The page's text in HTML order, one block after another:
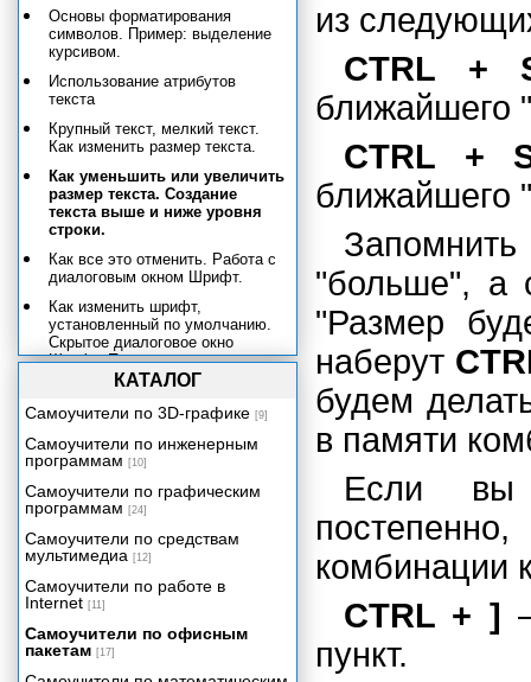
из
CTRL +
ближайшего
CTRL +
ближайшего
"больше", а
"Размер
наберут
будем
в памяти
Если вы
комбинации
CTRL + ]
пункт.
Основы форматирования
символов. Пример: выделение
курсивом.
Использование атрибутов
текста
Крупный текст, мелкий текст.
Как изменить размер текста.
Как уменьшить или увеличить
размер текста. Создание
текста выше и ниже уровня
строки.
Как все это отменить. Работа с
диалоговым окном Шрифт.
Как изменить шрифт,
установленный по умолчанию.
Скрытое диалоговое окно
Шрифт. Прописные и строчные
Форматирование абзацев
Установка позиций табуляции
Форматирование страниц
Форматирование документов
Шаблоны документов
Маленькие хитрости
форматирования
Рамки, границы и затенение
Работа с таблицами
КАТАЛОГ
Самоучители по 3D-графике [9]
Самоучители по инженерным
программам [10]
Самоучители по графическим
программам [24]
Самоучители по средствам
мультимедиа [12]
Самоучители по работе в
Internet [11]
Самоучители по офисным
пакетам [17]